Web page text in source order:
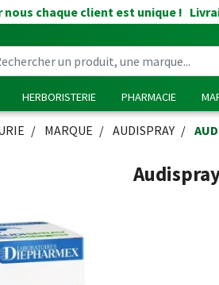
nous chaque client est unique !
HERBORISTERIE PHARMACIE
MARQUE AUDISPRAY